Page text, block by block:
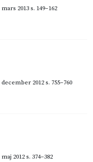
mars 2013s. 149–162
december 2012s. 755–760
maj 2012s. 374–382